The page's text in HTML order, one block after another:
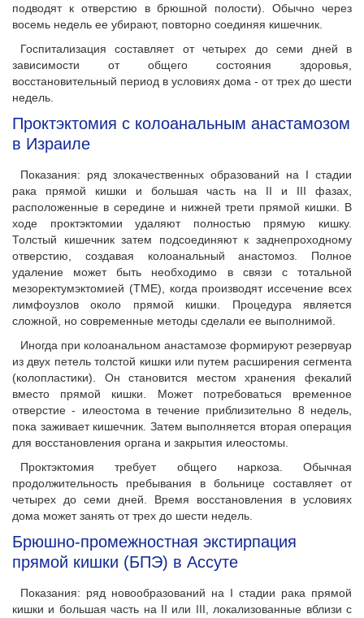
подводят к отверстию в брюшной полости). Обычно через
восемь недель ее убирают, повторно соединяя кишечник.
Госпитализация составляет от четырех до семи дней в
зависимости от общего состояния здоровья,
восстановительный период в условиях дома - от трех до шести
недель.
Проктэктомия с колоанальным анастамозом
в Израиле
Показания: ряд злокачественных образований на I стадии
рака прямой кишки и большая часть на II и III фазах,
расположенные в середине и нижней трети прямой кишки. В
ходе проктэктомии удаляют полностью прямую кишку.
Толстый кишечник затем подсоединяют к заднепроходному
отверстию, создавая колоанальный анастомоз. Полное
удаление может быть необходимо в связи с тотальной
мезоректумэктомией (TME), когда производят иссечение всех
лимфоузлов около прямой кишки. Процедура является
сложной, но современные методы сделали ее выполнимой.
Иногда при колоанальном анастамозе формируют резервуар
из двух петель толстой кишки или путем расширения сегмента
(колопластики). Он становится местом хранения фекалий
вместо прямой кишки. Может потребоваться временное
отверстие - илеостома в течение приблизительно 8 недель,
пока заживает кишечник. Затем выполняется вторая операция
для восстановления органа и закрытия илеостомы.
Проктэктомия требует общего наркоза. Обычная
продолжительность пребывания в больнице составляет от
четырех до семи дней. Время восстановления в условиях
дома может занять от трех до шести недель.
Брюшно-промежностная экстирпация
прямой кишки (БПЭ) в Ассуте
Показания: ряд новообразований на I стадии рака прямой
кишки и большая часть на II или III, локализованные вблизи с